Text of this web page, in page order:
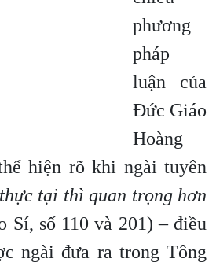
phương
pháp
luận của
Đức Giáo
Hoàng
hiện rõ khi ngài tuyên
thực tại thì quan trọng hơn
Sí, số 110 và 201) – điều
ngài đưa ra trong Tông